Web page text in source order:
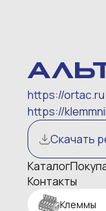
https://ortac.ru
https://
Скачать
Каталог
Контакты
Клеммы